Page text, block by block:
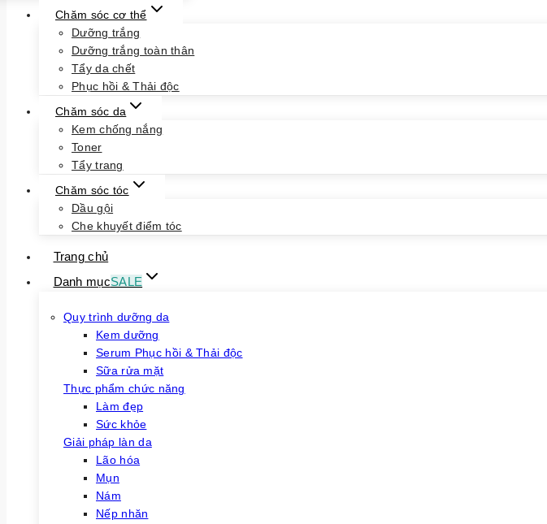
Chăm sóc cơ thể
Dưỡng trắng
Dưỡng trắng toàn thân
Tẩy da chết
Phục hồi & Thải độc
Chăm sóc da
Kem chống nắng
Toner
Tẩy trang
Chăm sóc tóc
Dầu gội
Che khuyết điểm tóc
Trang chủ
Danh mụcSALE
Quy trình dưỡng da
Kem dưỡng
Serum Phục hồi & Thải độc
Sữa rửa mặt
Thực phẩm chức năng
Làm đẹp
Sức khỏe
Giải pháp làn da
Lão hóa
Mụn
Nám
Nếp nhăn